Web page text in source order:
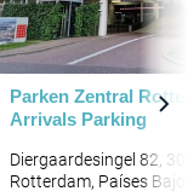
P
Parken Zentral
Arrivals Parking
Diergaardesingel 82,
Rotterdam, Países